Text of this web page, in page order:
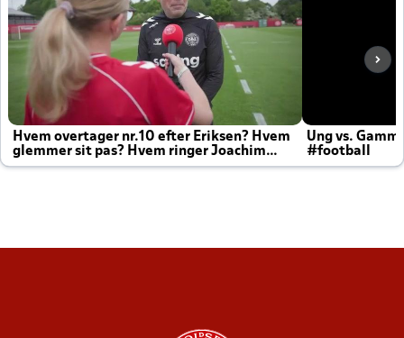
Hvem overtager nr.10 efter Eriksen? Hvem
glemmer sit pas? Hvem ringer Joachim
altid til efter kampe?
Ung vs.
#football